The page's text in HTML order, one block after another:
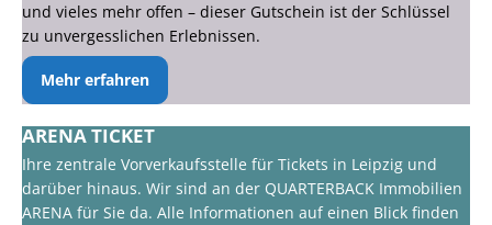
und vieles mehr offen – dieser Gutschein ist der Schlüssel
zu unvergesslichen Erlebnissen.
Mehr erfahren
ARENA TICKET
Ihre zentrale Vorverkaufsstelle für Tickets in Leipzig und
darüber hinaus. Wir sind an der QUARTERBACK Immobilien
ARENA für Sie da. Alle Informationen auf einen Blick finden